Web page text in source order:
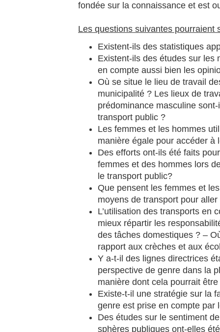
fondée sur la connaissance et est
Les questions suivantes pourraient
Existent-ils des statistiques
Existent-ils des études sur les
en compte aussi bien les
Où se situe le lieu de travail
municipalité ? Les lieux de
prédominance masculine
transport public ?
Les femmes et les hommes
manière égale pour accéder à
Des efforts ont-ils été faits
femmes et des hommes lors
le transport public?
Que pensent les femmes et
moyens de transport pour
L’utilisation des transports en
mieux répartir les
des tâches domestiques ? –
rapport aux crèches et aux
Y a-t-il des lignes directrices
perspective de genre dans la
manière dont cela pourrait
Existe-t-il une stratégie sur la
genre est prise en compte par
Des études sur le sentiment
sphères publiques ont-elles